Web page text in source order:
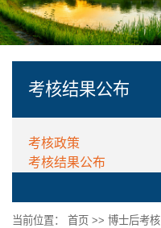
考核结果公布
考核政策
考核结果公布
当前位置： 首页 >> 博士后考核